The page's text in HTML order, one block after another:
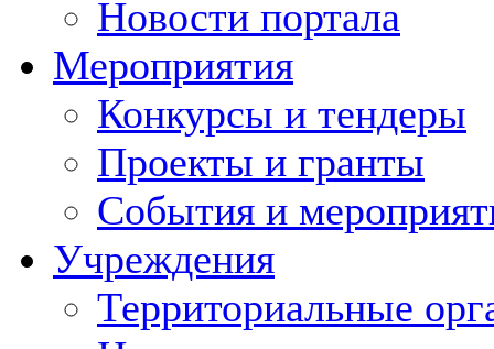
Новости портала
Мероприятия
Конкурсы и тендеры
Проекты и гранты
События и
Учреждения
Территориальные